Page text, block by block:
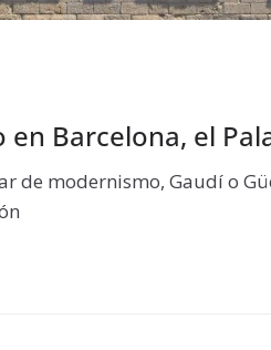
Barcelona, el
de modernismo, Gaudí o